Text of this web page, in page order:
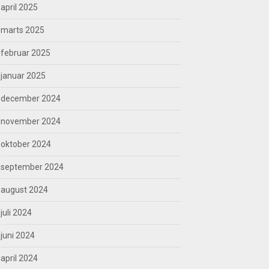
april 2025
marts 2025
februar 2025
januar 2025
december 2024
november 2024
oktober 2024
september 2024
august 2024
juli 2024
juni 2024
april 2024